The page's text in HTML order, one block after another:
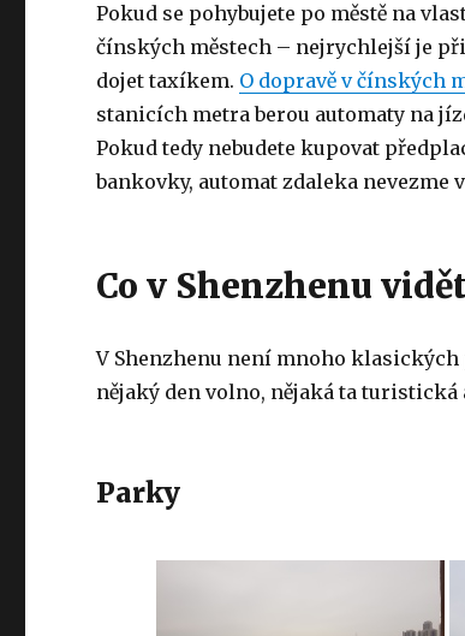
Pokud se pohybujete po městě na
čínských městech – nejrychlejší je
dojet taxíkem. O dopravě v čínských
stanicích metra berou automaty na
Pokud tedy nebudete kupovat
bankovky, automat zdaleka nevezme
Co v Shenzhenu
V Shenzhenu není mnoho klasických
nějaký den volno, nějaká ta turistická
Parky